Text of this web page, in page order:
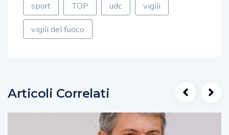
sport TOP udc vigili
vigili del fuoco
Articoli Correlati